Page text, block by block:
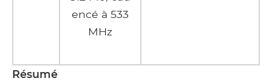
encé à 533
MHz
Résumé